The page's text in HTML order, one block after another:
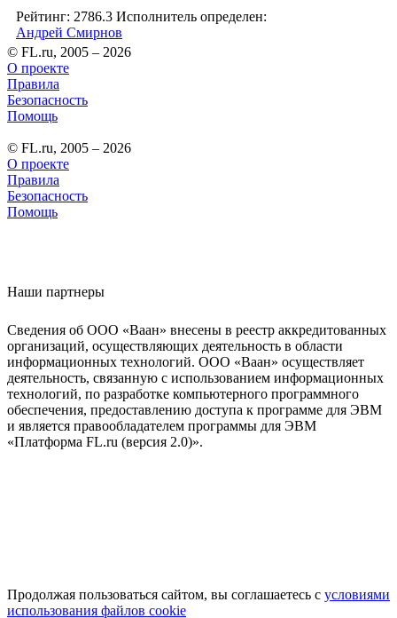
Рейтинг: 2786.3 Исполнитель определен:
Андрей Смирнов
© FL.ru, 2005 – 2026
О проекте
Правила
Безопасность
Помощь
© FL.ru, 2005 – 2026
О проекте
Правила
Безопасность
Помощь
Наши партнеры
Сведения об ООО «Ваан» внесены в реестр аккредитованных
организаций, осуществляющих деятельность в области
информационных технологий. ООО «Ваан» осуществляет
деятельность, связанную с использованием информационных
технологий, по разработке компьютерного программного
обеспечения, предоставлению доступа к программе для ЭВМ
и является правообладателем программы для ЭВМ
«Платформа FL.ru (версия 2.0)».
Продолжая пользоваться сайтом, вы соглашаетесь с условиями
использования файлов cookie